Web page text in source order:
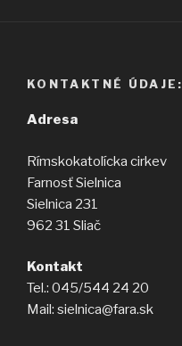
KONTAKTNÉ ÚDAJE:
Adresa
Rímskokatolícka cirkev
Farnosť Sielnica
Sielnica 231
962 31 Sliač
Kontakt
Tel.: 045/544 24 20
Mail: sielnica@fara.sk